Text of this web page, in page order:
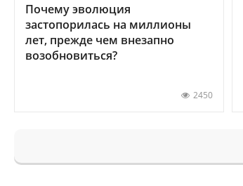
Почему эволюция
застопорилась на миллионы
лет, прежде чем внезапно
возобновиться?
2450